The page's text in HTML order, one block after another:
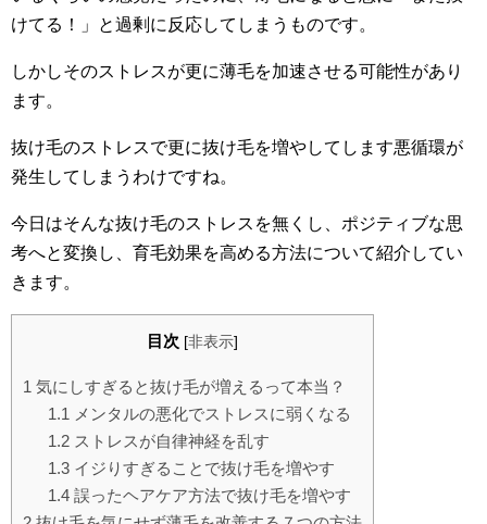
けてる！」と過剰に反応してしまうものです。
しかしそのストレスが更に薄毛を加速させる可能性があり
ます。
抜け毛のストレスで更に抜け毛を増やしてします悪循環が
発生してしまうわけですね。
今日はそんな抜け毛のストレスを無くし、ポジティブな思
考へと変換し、育毛効果を高める方法について紹介してい
きます。
目次 [非表示]
1 気にしすぎると抜け毛が増えるって本当？
1.1 メンタルの悪化でストレスに弱くなる
1.2ストレスが自律神経を乱す
1.3イジりすぎることで抜け毛を増やす
1.4誤ったヘアケア方法で抜け毛を増やす